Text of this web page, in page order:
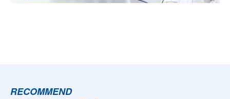
RECOMMEND